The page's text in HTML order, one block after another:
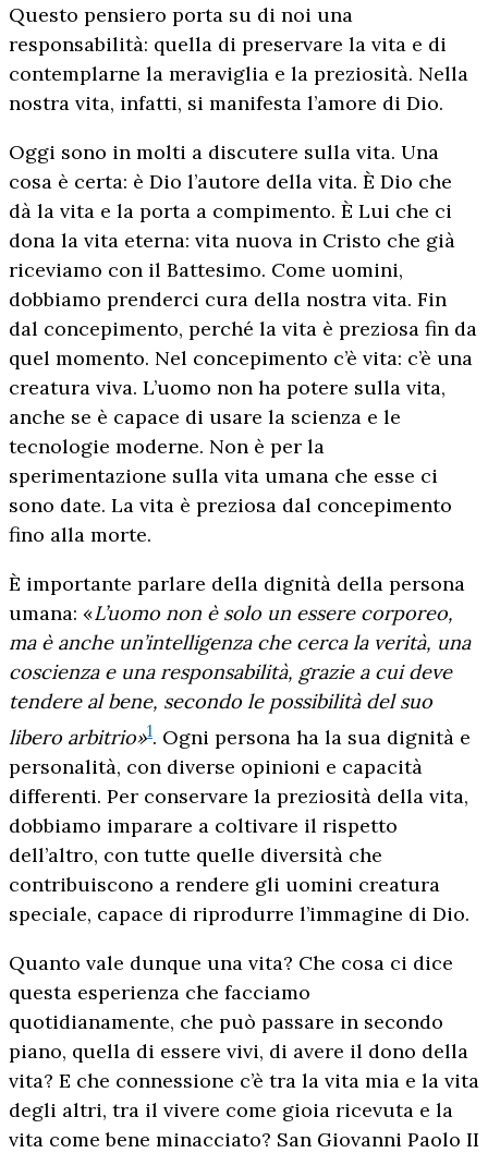
Questo pensiero porta su di noi una
responsabilità: quella di preservare la vita e di
contemplarne la meraviglia e la preziosità. Nella
nostra vita, infatti, si manifesta l’amore di Dio.
Oggi sono in molti a discutere sulla vita. Una
cosa è certa: è Dio l’autore della vita. È Dio che
dà la vita e la porta a compimento. È Lui che ci
dona la vita eterna: vita nuova in Cristo che già
riceviamo con il Battesimo. Come uomini,
dobbiamo prenderci cura della nostra vita. Fin
dal concepimento, perché la vita è preziosa fin da
quel momento. Nel concepimento c’è vita: c’è una
creatura viva. L’uomo non ha potere sulla vita,
anche se è capace di usare la scienza e le
tecnologie moderne. Non è per la
sperimentazione sulla vita umana che esse ci
sono date. La vita è preziosa dal concepimento
fino alla morte.
È importante parlare della dignità della persona
umana: «L’uomo non è solo un essere corporeo,
ma è anche un’intelligenza che cerca la verità, una
coscienza e una responsabilità, grazie a cui deve
tendere al bene, secondo le possibilità del suo
libero arbitrio»1. Ogni persona ha la sua dignità e
personalità, con diverse opinioni e capacità
differenti. Per conservare la preziosità della vita,
dobbiamo imparare a coltivare il rispetto
dell’altro, con tutte quelle diversità che
contribuiscono a rendere gli uomini creatura
speciale, capace di riprodurre l’immagine di Dio.
Quanto vale dunque una vita? Che cosa ci dice
questa esperienza che facciamo
quotidianamente, che può passare in secondo
piano, quella di essere vivi, di avere il dono della
vita? E che connessione c’è tra la vita mia e la vita
degli altri, tra il vivere come gioia ricevuta e la
vita come bene minacciato? San Giovanni Paolo II